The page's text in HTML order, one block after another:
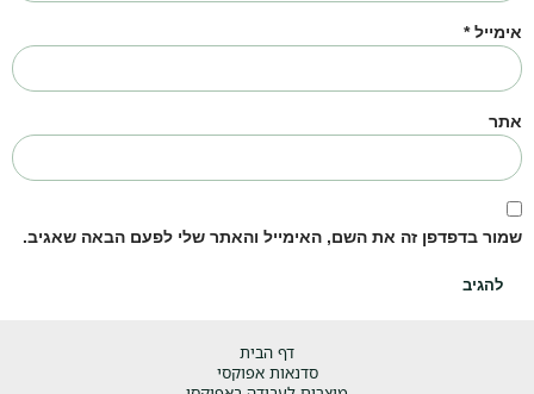
אימייל*
אתר
שמור בדפדפן זה את השם, האימייל והאתר שלי לפעם הבאה שאגיב.
דף הבית
סדנאות אפוקסי